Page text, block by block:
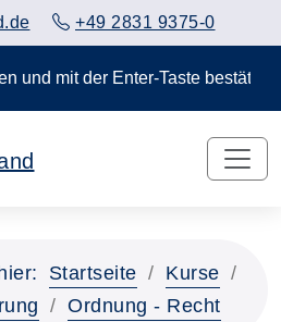
+49 2831 9375-0
und mit der Enter-Taste
Startseite
Kurse
Ordnung - Recht